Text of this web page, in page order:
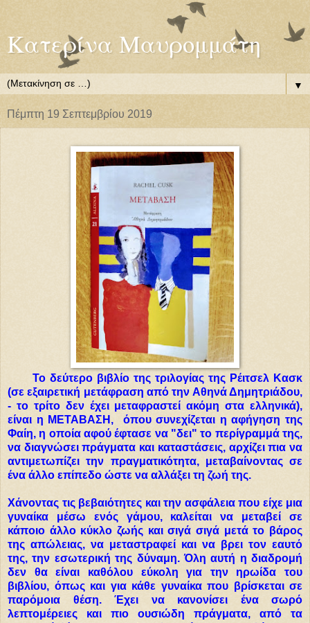
Κατερίνα Μαυρομμάτη
▼
Πέμπτη 19 Σεπτεμβρίου 2019
Το δεύτερο βιβλίο της τριλογίας της Ρέιτσελ Κασκ
(σε εξαιρετική μετάφραση από την Αθηνά Δημητριάδου,
- το τρίτο δεν έχει μεταφραστεί ακόμη στα ελληνικά),
είναι η ΜΕΤΑΒΑΣΗ, όπου συνεχίζεται η αφήγηση της
Φαίη, η οποία αφού έφτασε να "δει" το περίγραμμά της,
να διαγνώσει πράγματα και καταστάσεις, αρχίζει πια να
αντιμετωπίζει την πραγματικότητα, μεταβαίνοντας σε
ένα άλλο επίπεδο ώστε να αλλάξει τη ζωή της.
Χάνοντας τις βεβαιότητες και την ασφάλεια που είχε μια
γυναίκα μέσω ενός γάμου, καλείται να μεταβεί σε
κάποιο άλλο κύκλο ζωής και σιγά σιγά μετά το βάρος
της απώλειας, να μεταστραφεί και να βρει τον εαυτό
της, την εσωτερική της δύναμη. Όλη αυτή η διαδρομή
δεν θα είναι καθόλου εύκολη για την ηρωίδα του
βιβλίου, όπως και για κάθε γυναίκα που βρίσκεται σε
παρόμοια θέση. Έχει να κανονίσει ένα σωρό
λεπτομέρειες και πιο ουσιώδη πράγματα, από τα